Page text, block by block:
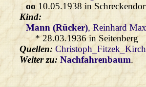
oo 10.05.1938 in
Kind:
Mann (Rücker), Reinhard Max
* 28.03.1936 in Seitenberg
Quellen:
Weiter zu: Nachfahrenbaum.